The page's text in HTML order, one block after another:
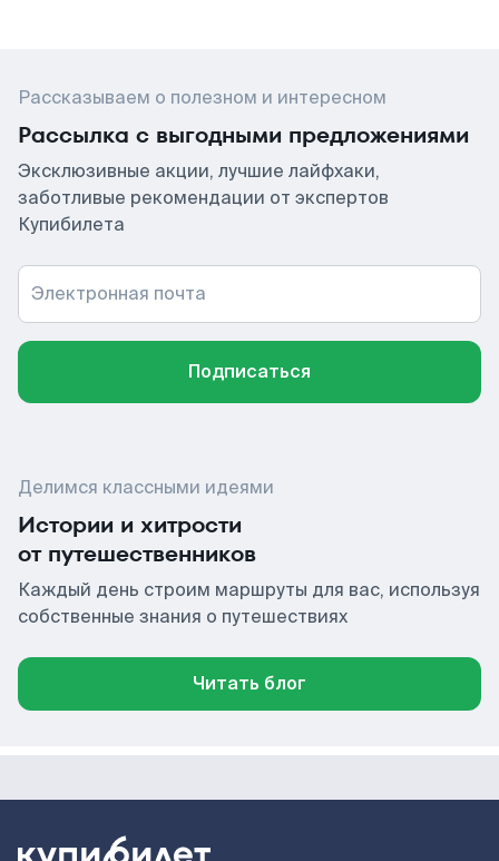
Рассказываем о полезном и интересном
Рассылка с выгодными предложениями
Эксклюзивные акции, лучшие лайфхаки,
заботливые рекомендации от экспертов
Купибилета
Электронная почта
Подписаться
Делимся классными идеями
Истории и хитрости
от путешественников
Каждый день строим маршруты для вас, используя
собственные знания о путешествиях
Читать блог